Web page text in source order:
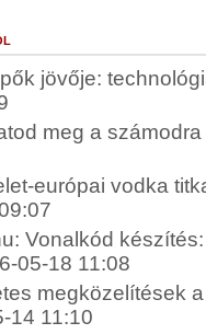
jövője:
meg a
európai vodka
Vonalkód
05-18 11:08
megközelítések
14 11:10